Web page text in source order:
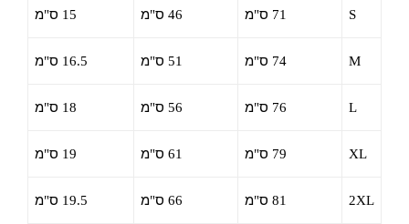
S
71 ס"מ 46 ס"מ 15 ס"מ
M
74 ס"מ 51 ס"מ 16.5 ס"מ
L
76 ס"מ 56 ס"מ 18 ס"מ
XL
79 ס"מ 61 ס"מ 19 ס"מ
2XL
81 ס"מ 66 ס"מ 19.5 ס"מ